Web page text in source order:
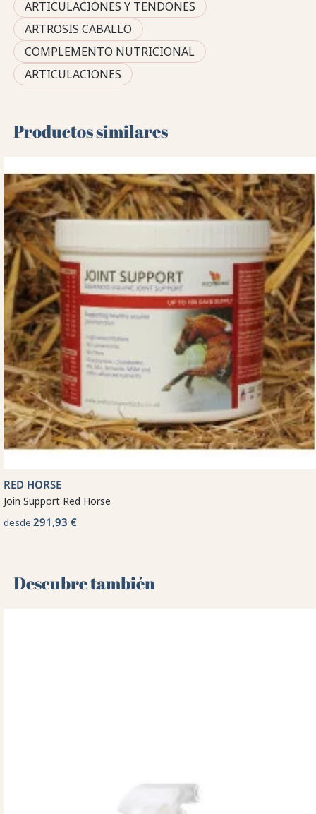
ARTICULACIONES Y TENDONES
ARTROSIS CABALLO
COMPLEMENTO NUTRICIONAL
ARTICULACIONES
Productos similares
RED HORSE
Join Support Red Horse
desde 291,93 €
Descubre también 🌻